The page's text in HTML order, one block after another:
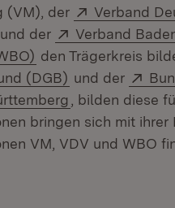
(VM), der
Extern:
Verband
(Öffnet in neuem Fenster)
und der Extern:
Verband
(Öffnet in neuem
den Trägerkreis
(DGB) (Öffnet in
und der
(Öffnet in
, bilden diese
bringen sich mit ihrer
VM, VDV und WBO